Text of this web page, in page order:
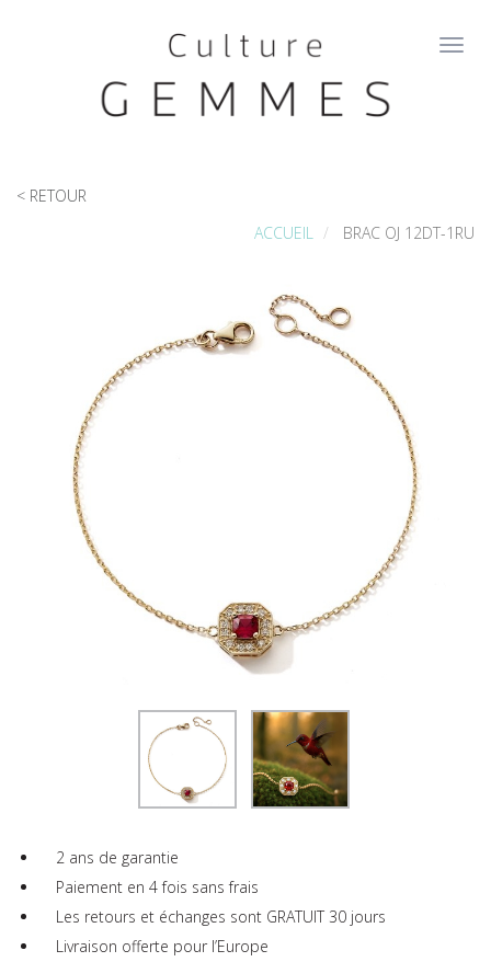
< RETOUR
ACCUEIL
BRAC OJ 12DT-1RU
2 ans de garantie
Paiement en 4 fois sans frais
Les retours et échanges sont GRATUIT 30 jours
Livraison offerte pour l’Europe